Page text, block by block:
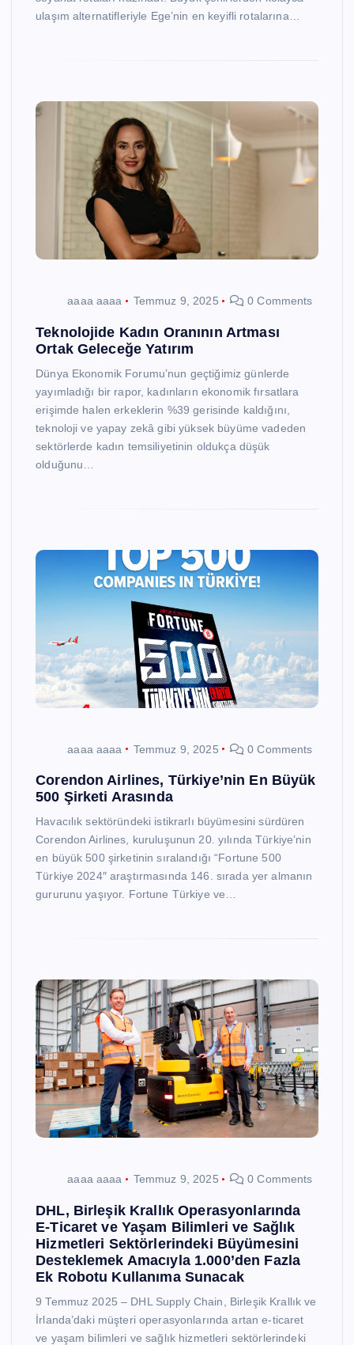
ulaşım alternatifleriyle Ege’nin en keyifli rotalarına…
aaaa aaaa Temmuz 9, 2025 0 Comments
Teknolojide Kadın Oranının Artması
Ortak Geleceğe Yatırım
Dünya Ekonomik Forumu’nun geçtiğimiz günlerde
yayımladığı bir rapor, kadınların ekonomik fırsatlara
erişimde halen erkeklerin %39 gerisinde kaldığını,
teknoloji ve yapay zekâ gibi yüksek büyüme vadeden
sektörlerde kadın temsiliyetinin oldukça düşük
olduğunu…
aaaa aaaa Temmuz 9, 2025 0 Comments
Corendon Airlines, Türkiye’nin En Büyük
500 Şirketi Arasında
Havacılık sektöründeki istikrarlı büyümesini sürdüren
Corendon Airlines, kuruluşunun 20. yılında Türkiye’nin
en büyük 500 şirketinin sıralandığı “Fortune 500
Türkiye 2024″ araştırmasında 146. sırada yer almanın
gururunu yaşıyor. Fortune Türkiye ve…
aaaa aaaa Temmuz 9, 2025 0 Comments
DHL, Birleşik Krallık Operasyonlarında
E-Ticaret ve Yaşam Bilimleri ve Sağlık
Hizmetleri Sektörlerindeki Büyümesini
Desteklemek Amacıyla 1.000’den Fazla
Ek Robotu Kullanıma Sunacak
9 Temmuz 2025 – DHL Supply Chain, Birleşik Krallık ve
İrlanda’daki müşteri operasyonlarında artan e-ticaret
ve yaşam bilimleri ve sağlık hizmetleri sektörlerindeki